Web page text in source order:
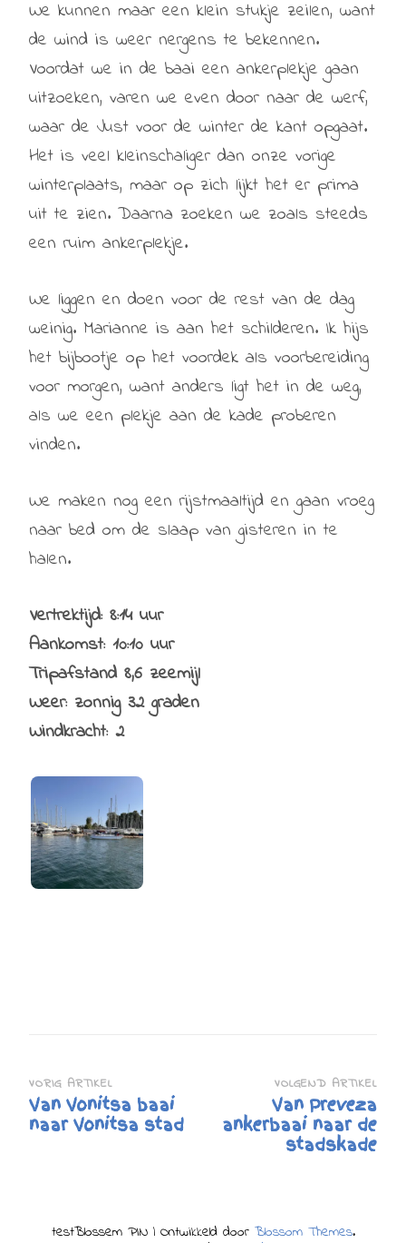
We kunnen maar een klein stukje zeilen, want
de wind is weer nergens te bekennen.
Voordat we in de baai een ankerplekje gaan
uitzoeken, varen we even door naar de werf,
waar de Just voor de winter de kant opgaat.
Het is veel kleinschaliger dan onze vorige
winterplaats, maar op zich lijkt het er prima
uit te zien. Daarna zoeken we zoals steeds
een ruim ankerplekje.
We liggen en doen voor de rest van de dag
weinig. Marianne is aan het schilderen. Ik hijs
het bijbootje op het voordek als voorbereiding
voor morgen, want anders ligt het in de weg,
als we een plekje aan de kade proberen
vinden.
We maken nog een rijstmaaltijd en gaan vroeg
naar bed om de slaap van gisteren in te
halen.
Vertrektijd: 8:14 uur
Aankomst: 10:10 uur
Tripafstand 8,6 zeemijl
Weer: zonnig 32 graden
Windkracht: 2
Bericht
navigatie
VORIG ARTIKEL
Van Vonitsa baai
naar Vonitsa stad
VOLGEND ARTIKEL
Van Preveza
ankerbaai naar de
stadskade
testBlossem PIN | Ontwikkeld door Blossom Themes.